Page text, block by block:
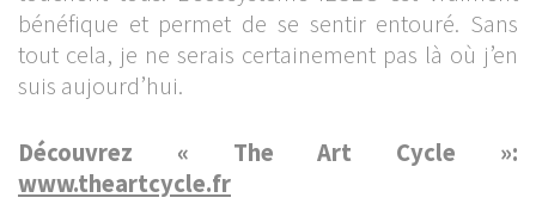
bénéfique et permet de se sentir entouré. Sans
tout cela, je ne serais certainement pas là où j’en
suis aujourd’hui.
Découvrez « The Art Cycle »:
www.theartcycle.fr